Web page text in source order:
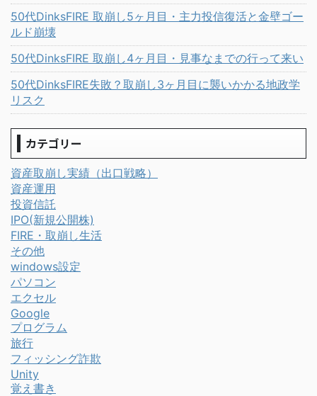
50代DinksFIRE 取崩し5ヶ月目・主力投信復活と金壁ゴー
ルド崩壊
50代DinksFIRE 取崩し4ヶ月目・見事なまでの行って来い
50代DinksFIRE失敗？取崩し3ヶ月目に襲いかかる地政学
リスク
カテゴリー
資産取崩し実績（出口戦略）
資産運用
投資信託
IPO(新規公開株)
FIRE・取崩し生活
その他
windows設定
パソコン
エクセル
Google
プログラム
旅行
フィッシング詐欺
Unity
覚え書き